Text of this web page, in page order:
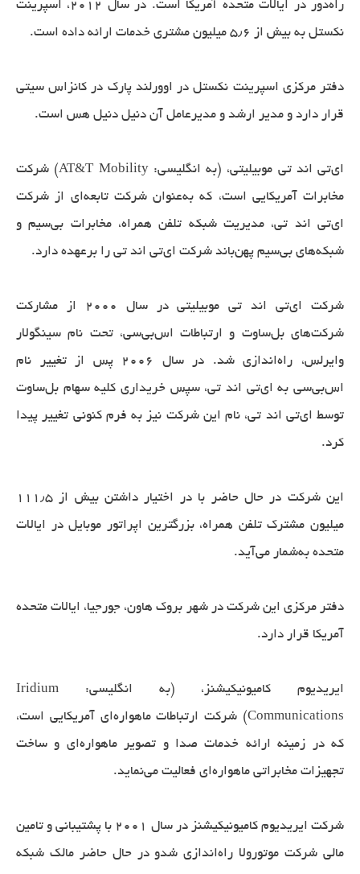
راه‌دور در ایالات متحده آمریکا است. در سال ۲۰۱۲، اسپرینت
نکستل به بیش از ۵٫۶ میلیون مشتری خدمات ارائه داده است.
دفتر مرکزی اسپرینت نکستل در اوورلند پارک در کانزاس سیتی
قرار دارد و مدیر ارشد و مدیرعامل آن دنیل دنیل هس است.
ای‌تی اند تی موبیلیتی، (به انگلیسی: AT&T Mobility) شرکت
مخابرات آمریکایی است، که به‌عنوان شرکت تابعه‌ای از شرکت
ای‌تی اند تی، مدیریت شبکه تلفن همراه، مخابرات بی‌سیم و
شبکه‌های بی‌سیم پهن‌باند شرکت ای‌تی اند تی را برعهده دارد.
شرکت ای‌تی اند تی موبیلیتی در سال ۲۰۰۰ از مشارکت
شرکت‌های بل‌ساوت و ارتباطات اس‌بی‌سی، تحت نام سینگولار
وایرلس، راه‌اندازی شد. در سال ۲۰۰۶ پس از تغییر نام
اس‌بی‌سی به ای‌تی اند تی، سپس خریداری کلیه سهام بل‌ساوت
توسط ای‌تی اند تی، نام این شرکت نیز به فرم کنونی تغییر پیدا
کرد.
این شرکت در حال حاضر با در اختیار داشتن بیش از ۱۱۱٫۵
میلیون مشترک تلفن همراه، بزرگترین اپراتور موبایل در ایالات
متحده به‌شمار می‌آید.
دفتر مرکزی این شرکت در شهر بروک هاون، جورجیا، ایالات متحده
آمریکا قرار دارد.
ایریدیوم کامیونیکیشنز، (به انگلیسی: Iridium
Communications) شرکت ارتباطات ماهواره‌ای آمریکایی است،
که در زمینه ارائه خدمات صدا و تصویر ماهواره‌ای و ساخت
تجهیزات مخابراتی ماهواره‌ای فعالیت می‌نماید.
شرکت ایریدیوم کامیونیکیشنز در سال ۲۰۰۱ با پشتیبانی و تامین
مالی شرکت موتورولا راه‌اندازی شدو در حال حاضر مالک شبکه